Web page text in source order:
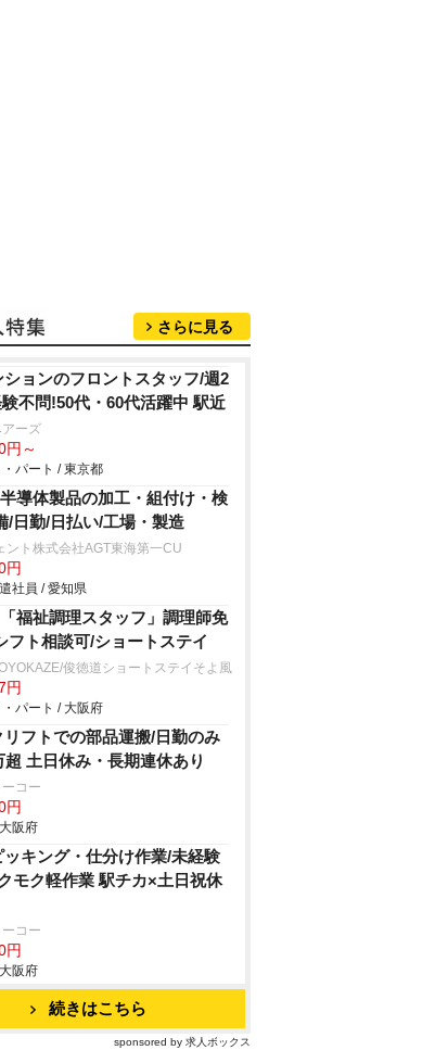
さらに見る
ョンのフロントスタッフ/週2
不問!50代・60代活躍中 駅近
ーズ
円～
パート / 東京都
半導体製品の加工・組付け・検
/日勤/日払い/工場・製造
ント株式会社AGT東海第一CU
円
社員 / 愛知県
「福祉調理スタッフ」調理師免
フト相談可/ショートステイ
俊徳道ショートステイそよ風
円
パート / 大阪府
リフトでの部品運搬/日勤のみ
超 土日休み・長期連休あり
コー
円
阪府
ッキング・仕分け作業/未経験
モク軽作業 駅チカ×土日祝休
コー
円
阪府
続きはこちら
sponsored by 求人ボックス